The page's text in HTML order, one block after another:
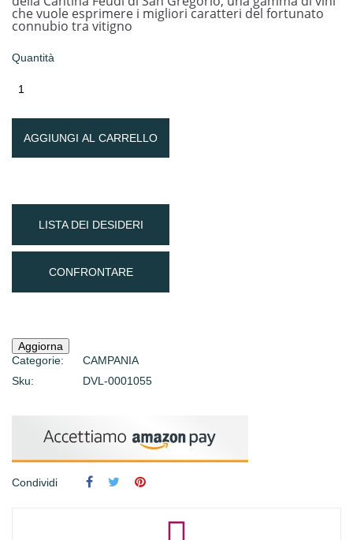
che vuole esprimere i migliori caratteri del fortunato
connubio tra vitigno
Quantità
AGGIUNGI AL CARRELLO
LISTA DEI DESIDERI
CONFRONTARE
Categorie:
CAMPANIA
Sku:
DVL-0001055
Condividi